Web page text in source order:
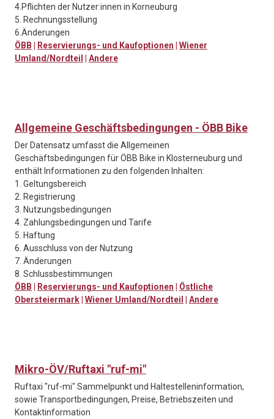
4.Pflichten der Nutzer:innen in Korneuburg
5. Rechnungsstellung
6.Änderungen
ÖBB
Reservierungs- und Kaufoptionen
Wiener
Umland/Nordteil
Andere
Allgemeine Geschäftsbedingungen - ÖBB Bike
Der Datensatz umfasst die Allgemeinen
Geschäftsbedingungen für ÖBB Bike in Klosterneuburg und
enthält Informationen zu den folgenden Inhalten:
1. Geltungsbereich
2. Registrierung
3. Nutzungsbedingungen
4. Zahlungsbedingungen und Tarife
5. Haftung
6. Ausschluss von der Nutzung
7. Änderungen
8. Schlussbestimmungen
ÖBB
Reservierungs- und Kaufoptionen
Östliche
Obersteiermark Wiener Umland/Nordteil Andere
Mikro-ÖV/Ruftaxi "ruf-mi"
Ruftaxi "ruf-mi" Sammelpunkt und Haltestelleninformation,
sowie Transportbedingungen, Preise, Betriebszeiten und
Kontaktinformation